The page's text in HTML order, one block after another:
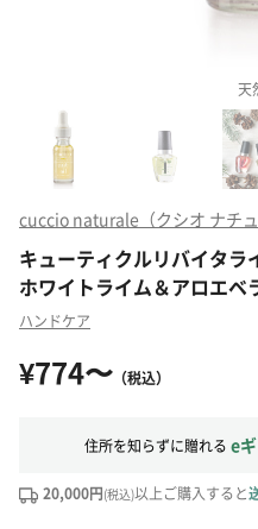
天
cuccio naturale（クシオ ナチュ
キューティクルリバイタ
ホワイトライム＆アロエベ
ハンドケア
¥774〜 （税込）
住所を知らずに贈れる e
20,000円(税込)以上ご購入すると